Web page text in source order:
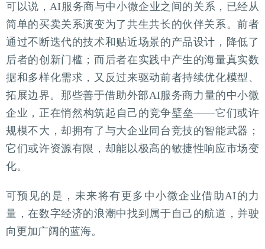
可以说，AI服务商与中小微企业之间的关系，已经从
简单的买卖关系演变为了共生共长的伙伴关系。前者
通过不断迭代的技术和贴近场景的产品设计，降低了
后者的创新门槛；而后者在实践中产生的海量真实数
据和多样化需求，又反过来驱动前者持续优化模型、
拓展边界。那些善于借助外部AI服务商力量的中小微
企业，正在悄然构筑起自己的竞争壁垒——它们或许
规模不大，却拥有了与大企业同台竞技的智能武器；
它们或许资源有限，却能以极高的敏捷性响应市场变
化。
可预见的是，未来将有更多中小微企业借助AI的力
量，在数字经济的浪潮中找到属于自己的航道，并驶
向更加广阔的蓝海。